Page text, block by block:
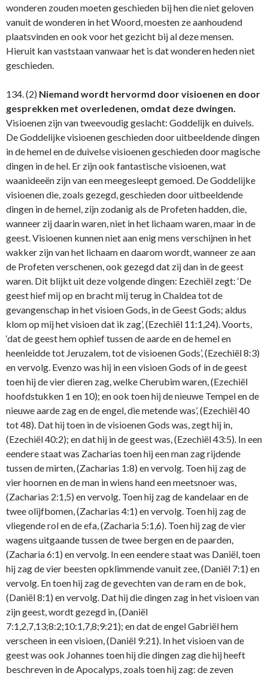
wonderen zouden moeten geschieden bij hen die niet geloven
vanuit de wonderen in het Woord, moesten ze aanhoudend
plaatsvinden en ook voor het gezicht bij al deze mensen.
Hieruit kan vaststaan vanwaar het is dat wonderen heden niet
geschieden.
134. (2) Niemand wordt hervormd door visioenen en door
gesprekken met overledenen, omdat deze dwingen.
Visioenen zijn van tweevoudig geslacht: Goddelijk en duivels.
De Goddelijke visioenen geschieden door uitbeeldende dingen
in de hemel en de duivelse visioenen geschieden door magische
dingen in de hel. Er zijn ook fantastische visioenen, wat
waanideeën zijn van een meegesleept gemoed. De Goddelijke
visioenen die, zoals gezegd, geschieden door uitbeeldende
dingen in de hemel, zijn zodanig als de Profeten hadden, die,
wanneer zij daarin waren, niet in het lichaam waren, maar in de
geest. Visioenen kunnen niet aan enig mens verschijnen in het
wakker zijn van het lichaam en daarom wordt, wanneer ze aan
de Profeten verschenen, ook gezegd dat zij dan in de geest
waren. Dit blijkt uit deze volgende dingen: Ezechiël zegt: ‘De
geest hief mij op en bracht mij terug in Chaldea tot de
gevangenschap in het visioen Gods, in de Geest Gods; aldus
klom op mij het visioen dat ik zag’, (Ezechiël 11:1,24). Voorts,
‘dat de geest hem ophief tussen de aarde en de hemel en
heenleidde tot Jeruzalem, tot de visioenen Gods’, (Ezechiël 8:3)
en vervolg. Evenzo was hij in een visioen Gods of in de geest
toen hij de vier dieren zag, welke Cherubim waren, (Ezechiël
hoofdstukken 1 en 10); en ook toen hij de nieuwe Tempel en de
nieuwe aarde zag en de engel, die metende was’, (Ezechiël 40
tot 48). Dat hij toen in de visioenen Gods was, zegt hij in,
(Ezechiël 40:2); en dat hij in de geest was, (Ezechiël 43:5). In een
eendere staat was Zacharias toen hij een man zag rijdende
tussen de mirten, (Zacharias 1:8) en vervolg. Toen hij zag de
vier hoornen en de man in wiens hand een meetsnoer was,
(Zacharias 2:1,5) en vervolg. Toen hij zag de kandelaar en de
twee olijfbomen, (Zacharias 4:1) en vervolg. Toen hij zag de
vliegende rol en de efa, (Zacharia 5:1,6). Toen hij zag de vier
wagens uitgaande tussen de twee bergen en de paarden,
(Zacharia 6:1) en vervolg. In een eendere staat was Daniël, toen
hij zag de vier beesten opklimmende vanuit zee, (Daniël 7:1) en
vervolg. En toen hij zag de gevechten van de ram en de bok,
(Daniël 8:1) en vervolg. Dat hij die dingen zag in het visioen van
zijn geest, wordt gezegd in, (Daniël
7:1,2,7,13;8:2;10:1,7,8;9:21); en dat de engel Gabriël hem
verscheen in een visioen, (Daniël 9:21). In het visioen van de
geest was ook Johannes toen hij die dingen zag die hij heeft
beschreven in de Apocalyps, zoals toen hij zag: de zeven